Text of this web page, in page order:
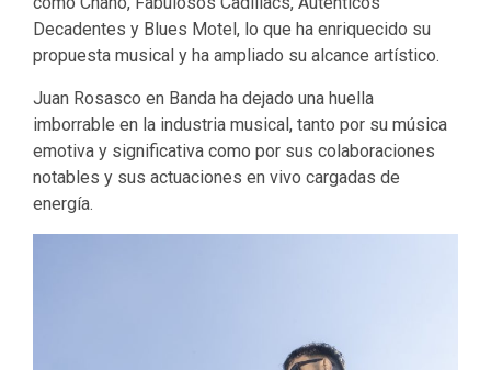
Decadentes y Blues Motel, lo que ha enriquecido su
propuesta musical y ha ampliado su alcance artístico.
Juan Rosasco en Banda ha dejado una huella
imborrable en la industria musical, tanto por su música
emotiva y significativa como por sus colaboraciones
notables y sus actuaciones en vivo cargadas de
energía.